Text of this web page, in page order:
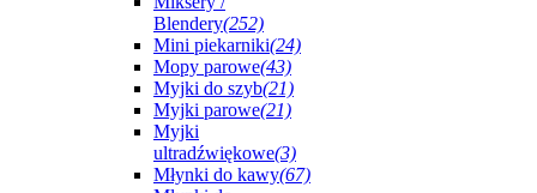
Blendery(252)
Mini piekarniki(24)
Mopy parowe(43)
Myjki do szyb(21)
Myjki parowe(21)
Myjki
ultradźwiękowe(3)
Młynki do kawy(67)